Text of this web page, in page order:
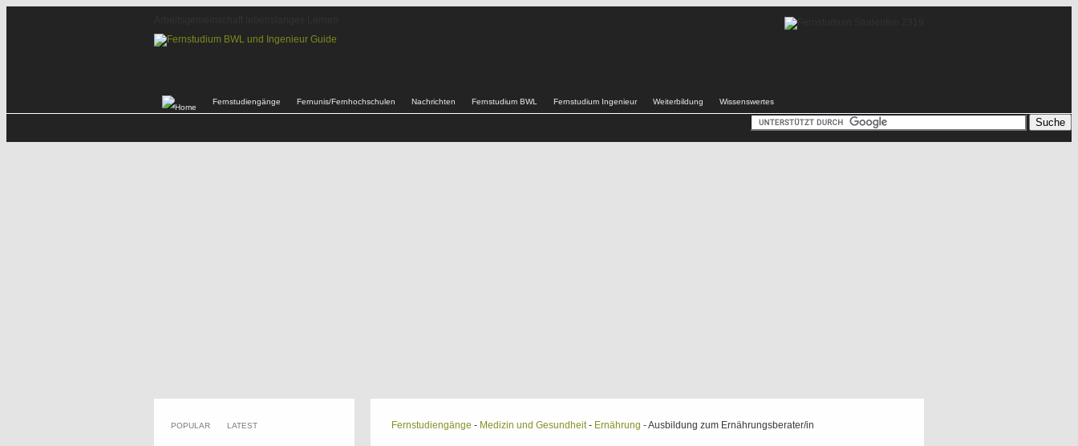
Fernstudiengänge Fernunis/Fernhochschulen Nachrichten Fernstudium BWL Fernstudium Ingenieur Weiterbildung Wissenswertes
Fernstudiengänge - Medizin und Gesundheit- Ernährung - Ausbildung zum Ernährungsberater/in
POPULAR LATEST